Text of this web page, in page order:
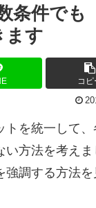
条件でも
ます
コピ
トを統一して
い方法を考えま
強調する方法を